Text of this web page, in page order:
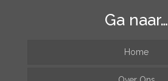
Ga naar…
Home